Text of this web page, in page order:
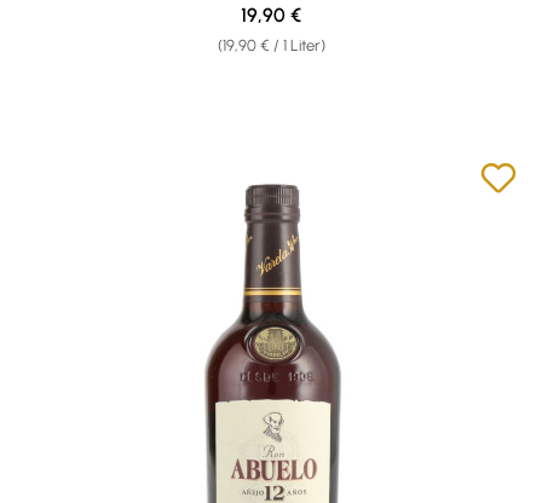
(19,90 € / 1 Liter)
Regulärer Preis:
19,90 €